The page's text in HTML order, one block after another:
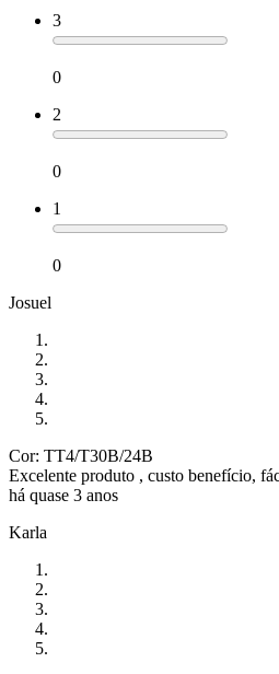
3
0
2
0
1
0
Josuel
Cor: TT4/T30B/24B
Excelente produto , custo benefício,
há quase 3 anos
Karla